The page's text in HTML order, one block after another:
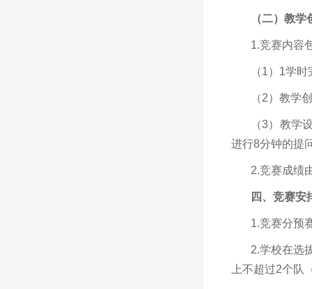
（二）教学
1.竞赛内容
（1）1学
（2）教学
（3）教学
进行8分钟的提
2.竞赛成绩
四、竞赛安
1.竞赛分预
2.学校在选
上不超过2个队